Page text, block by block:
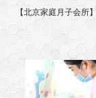
【北京家庭月子会所